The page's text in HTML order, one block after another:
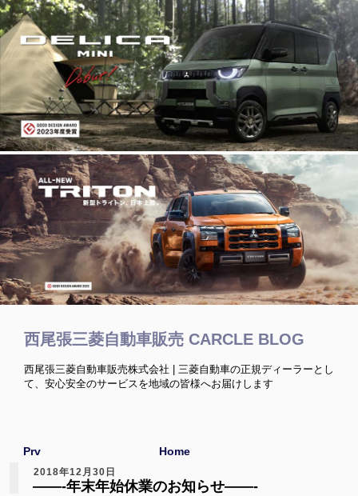
西尾張三菱自動車販売 CARCLE BLOG
西尾張三菱自動車販売株式会社 | 三菱自動車の正規ディーラーとし
て、安心安全のサービスを地域の皆様へお届けします
Prv Home
2018年12月30日
——-年末年始休業のお知らせ——-